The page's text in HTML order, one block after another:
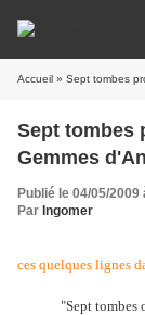
Accueil » Sept tombes
Sept tombes
Gemmes
Publié le 04/05/2009
Par Ingomer
ces quelques lignes
"Sept tombes